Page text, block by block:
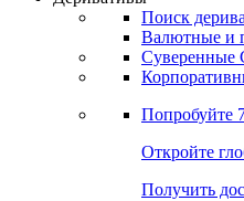
Откройте
Получить
Деривативы
Валютные и
Попробуйте